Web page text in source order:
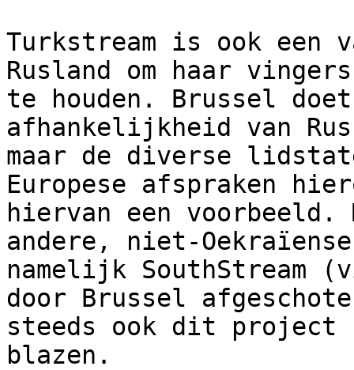
Turkstream is ook een
Rusland om haar
te houden. Brussel
afhankelijkheid van
maar de diverse
Europese afspraken
hiervan een voorbeeld.
andere, niet-
namelijk
door Brussel
steeds ook dit project
blazen.